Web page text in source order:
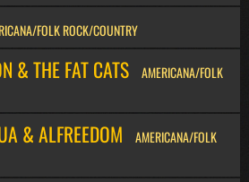
FOLK ROCK/COUNTRY
& THE FAT CATS
AMERICANA/FOLK
& ALFREEDOM
AMERICANA/FOLK